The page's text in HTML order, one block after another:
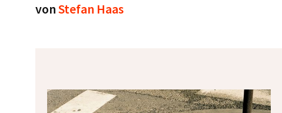
vonStefan Haas